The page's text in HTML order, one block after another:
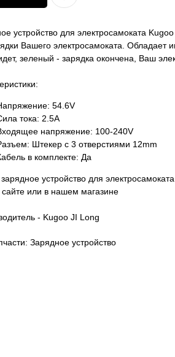
устройство для электросамоката
Вашего электросамоката. Обладает
зеленый - зарядка окончена, Ваш
54.6V
тока: 2.5A
напряжение: 100-240V
Штекер с 3 отверстиями 12mm
в комплекте: Да
зарядное устройство для
или в нашем магазине
- Kugoo JI Long
Зарядное устройство